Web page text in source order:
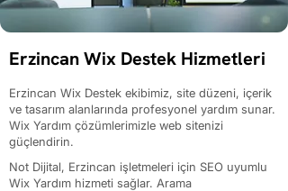
Erzincan Wix Destek Hizmetleri
Erzincan Wix Destek ekibimiz, site düzeni, içerik
ve tasarım alanlarında profesyonel yardım sunar.
Wix Yardım çözümlerimizle web sitenizi
güçlendirin.
Not Dijital, Erzincan işletmeleri için SEO uyumlu
Wix Yardım hizmeti sağlar. Arama